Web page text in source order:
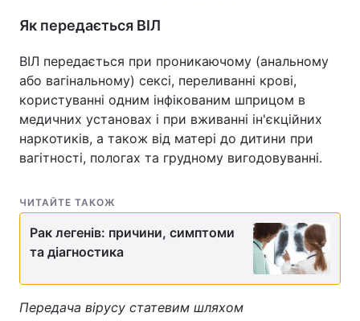
Як передається ВІЛ
ВІЛ передається при проникаючому (анальному
або вагінальному) сексі, переливанні крові,
користуванні одним інфікованим шприцом в
медичних установах і при вживанні ін'єкційних
наркотиків, а також від матері до дитини при
вагітності, пологах та грудному вигодовуванні.
ЧИТАЙТЕ ТАКОЖ
Рак легенів: причини, симптоми
та діагностика
Передача вірусу статевим шляхом